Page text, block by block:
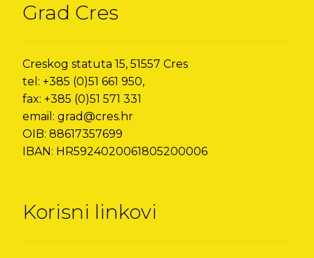
Grad Cres
Creskog statuta 15, 51557 Cres
tel: +385 (0)51 661 950,
fax: +385 (0)51 571 331
email: grad@cres.hr
OIB: 88617357699
IBAN: HR5924020061805200006
Korisni linkovi